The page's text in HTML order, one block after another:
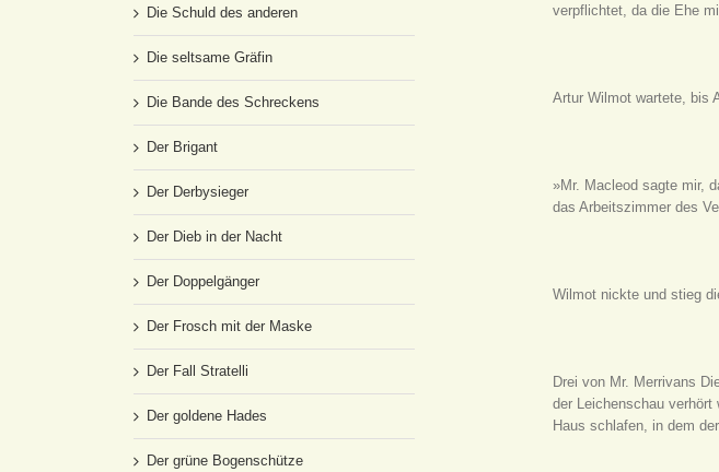
verpflichtet, da die Ehe
Artur Wilmot wartete, bis
»Mr. Macleod sagte mir,
das Arbeitszimmer des
Wilmot nickte und stieg
Drei von Mr. Merrivans
der Leichenschau
Haus schlafen, in dem
Die Schuld des anderen
Die seltsame Gräfin
Die Bande des Schreckens
Der Brigant
Der Derbysieger
Der Dieb in der Nacht
Der Doppelgänger
Der Frosch mit der Maske
Der Fall Stratelli
Der goldene Hades
Der grüne Bogenschütze